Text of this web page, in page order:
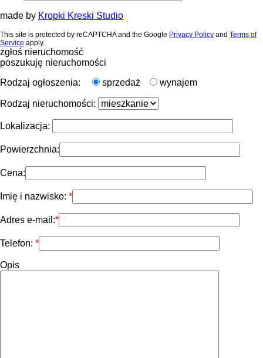
made by Kropki Kreski Studio
This site is protected by reCAPTCHA and the Google Privacy Policy and Terms of
Service apply.
zgłoś nieruchomość
poszukuję nieruchomości
Rodzaj ogłoszenia:
sprzedaż wynajem
Rodzaj nieruchomości:
Lokalizacja:
Powierzchnia:
Cena:
Imię i nazwisko:
Adres e-mail:
Telefon:
Opis